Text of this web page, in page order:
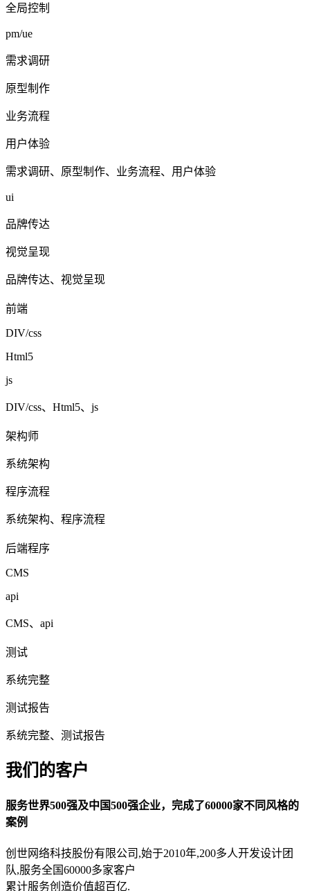
全局控制
pm/ue
需求调研
原型制作
业务流程
用户体验
需求调研、原型制作、业务流程、用户体验
ui
品牌传达
视觉呈现
品牌传达、视觉呈现
前端
DIV/css
Html5
js
DIV/css、Html5、js
架构师
系统架构
程序流程
系统架构、程序流程
后端程序
CMS
api
CMS、api
测试
系统完整
测试报告
系统完整、测试报告
我们的客户
服务世界500强及中国500强企业，完成了60000家不同风格的
案例
创世网络科技股份有限公司,始于2010年,200多人开发设计团
队,服务全国60000多家客户
累计服务创造价值超百亿.